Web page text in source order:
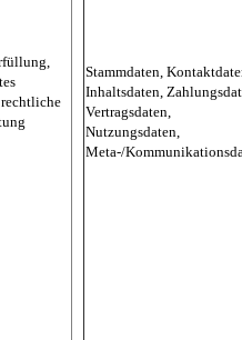
rechtliche
Stammdaten,
Inhaltsdaten,
Vertragsdaten,
Nutzungsdaten,
Meta-/